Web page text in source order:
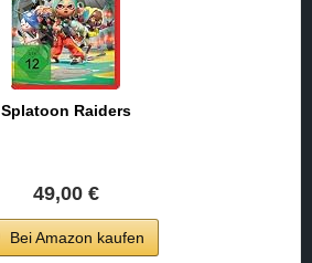
Splatoon Raiders
49,00 €
Bei Amazon kaufen